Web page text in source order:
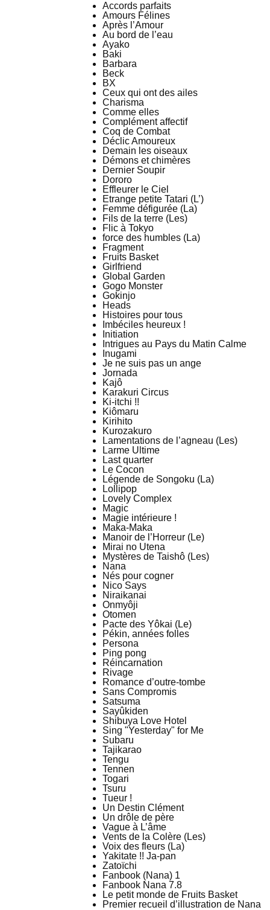
Accords parfaits
Amours Félines
Après l’Amour
Au bord de l’eau
Ayako
Baki
Barbara
Beck
BX
Ceux qui ont des ailes
Charisma
Comme elles
Complément affectif
Coq de Combat
Déclic Amoureux
Demain les oiseaux
Démons et chimères
Dernier Soupir
Dororo
Effleurer le Ciel
Etrange petite Tatari (L’)
Femme défigurée (La)
Fils de la terre (Les)
Flic à Tokyo
force des humbles (La)
Fragment
Fruits Basket
Girlfriend
Global Garden
Gogo Monster
Gokinjo
Heads
Histoires pour tous
Imbéciles heureux !
Initiation
Intrigues au Pays du Matin Calme
Inugami
Je ne suis pas un ange
Jornada
Kajô
Karakuri Circus
Ki-itchi !!
Kiômaru
Kirihito
Kurozakuro
Lamentations de l’agneau (Les)
Larme Ultime
Last quarter
Le Cocon
Légende de Songoku (La)
Lollipop
Lovely Complex
Magic
Magie intérieure !
Maka-Maka
Manoir de l’Horreur (Le)
Mirai no Utena
Mystères de Taishô (Les)
Nana
Nés pour cogner
Nico Says
Niraikanai
Onmyôji
Otomen
Pacte des Yôkai (Le)
Pékin, années folles
Persona
Ping pong
Réincarnation
Rivage
Romance d’outre-tombe
Sans Compromis
Satsuma
Sayûkiden
Shibuya Love Hotel
Sing "Yesterday" for Me
Subaru
Tajikarao
Tengu
Tennen
Togari
Tsuru
Tueur !
Un Destin Clément
Un drôle de père
Vague à L’âme
Vents de la Colère (Les)
Voix des fleurs (La)
Yakitate !! Ja-pan
Zatoïchi
Fanbook (Nana) 1
Fanbook Nana 7.8
Le petit monde de Fruits Basket
Premier recueil d’illustration de Nana